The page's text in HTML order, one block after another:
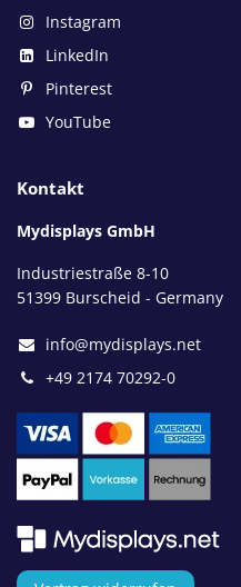
Instagram
LinkedIn
Pinterest
YouTube
Kontakt
Mydisplays GmbH
Industriestraße 8-10
51399 Burscheid - Germany
info@mydisplays.net
+49 2174 70292-0